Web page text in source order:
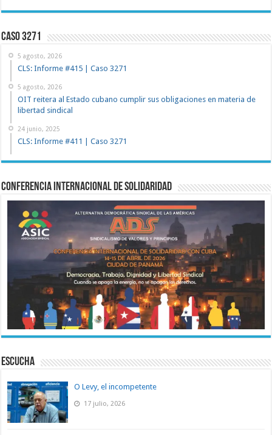
Caso 3271
5 agosto, 2026
CLS: Informe #415 | Caso 3271
5 agosto, 2026
OIT reitera al Estado cubano cumplir sus obligaciones en materia de
libertad sindical
24 junio, 2025
CLS: Informe #411 | Caso 3271
Conferencia Internacional de Solidaridad
ESCUCHA
O Levy, el incompetente
17 julio, 2026